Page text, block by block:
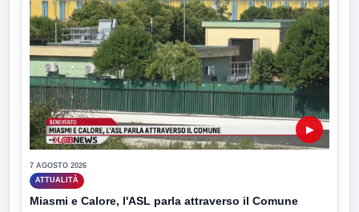
▶
7 AGOSTO 2026
ATTUALITÀ
Miasmi e Calore, l'ASL parla attraverso il Comune